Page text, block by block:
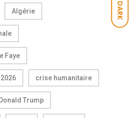
DARK
Algérie
Faye
crise humanitaire
Donald Trump